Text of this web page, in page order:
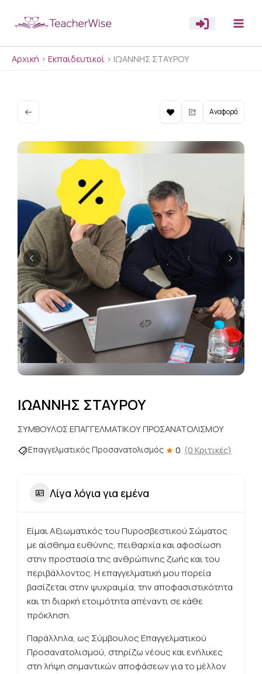
Αρχική > Εκπαιδευτικοί > ΙΩΑΝΝΗΣ ΣΤΑΥΡΟΥ
Αναφορά
ΙΩΑΝΝΗΣ ΣΤΑΥΡΟΥ
ΣΥΜΒΟΥΛΟΣ ΕΠΑΓΓΕΛΜΑΤΙΚΟΥ ΠΡΟΣΑΝΑΤΟΛΙΣΜΟΥ
Επαγγελματικός Προσανατολισμός 0 (0 Κριτικές)
Λίγα λόγια για εμένα
Είμαι Αξιωματικός του Πυροσβεστικού Σώματος
με αίσθημα ευθύνης, πειθαρχία και αφοσίωση
στην προστασία της ανθρώπινης ζωής και του
περιβάλλοντος. Η επαγγελματική μου πορεία
βασίζεται στην ψυχραιμία, την αποφασιστικότητα
και τη διαρκή ετοιμότητα απέναντι σε κάθε
πρόκληση.
Παράλληλα, ως Σύμβουλος Επαγγελματικού
Προσανατολισμού, στηρίζω νέους και ενήλικες
στη λήψη σημαντικών αποφάσεων για το μέλλον